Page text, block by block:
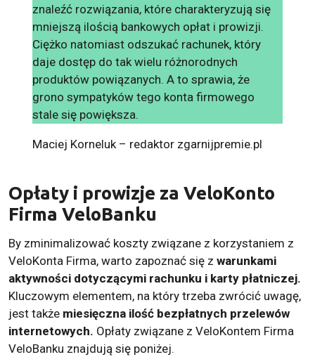
znaleźć rozwiązania, które charakteryzują się
mniejszą ilością bankowych opłat i prowizji.
Ciężko natomiast odszukać rachunek, który
daje dostęp do tak wielu różnorodnych
produktów powiązanych. A to sprawia, że
grono sympatyków tego konta firmowego
stale się powiększa.
Maciej Korneluk – redaktor zgarnijpremie.pl
Opłaty i prowizje za VeloKonto
Firma VeloBanku
By zminimalizować koszty związane z korzystaniem z
VeloKonta Firma, warto zapoznać się z warunkami
aktywności dotyczącymi rachunku i karty płatniczej.
Kluczowym elementem, na który trzeba zwrócić uwagę,
jest także miesięczna ilość bezpłatnych przelewów
internetowych. Opłaty związane z VeloKontem Firma
VeloBanku znajdują się poniżej.